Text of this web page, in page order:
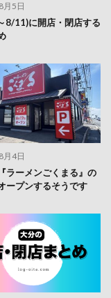
月5日
8/11)に開店・閉店する
月4日
ラーメンごくまる』の
ープンするそうです